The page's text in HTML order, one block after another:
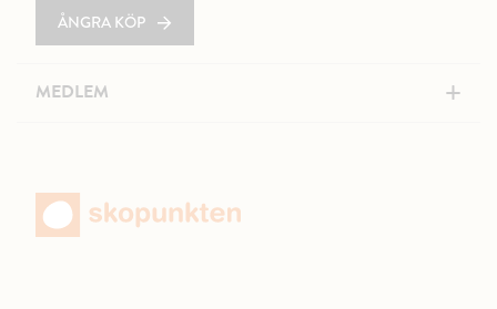
ÅNGRA KÖP
MEDLEM +